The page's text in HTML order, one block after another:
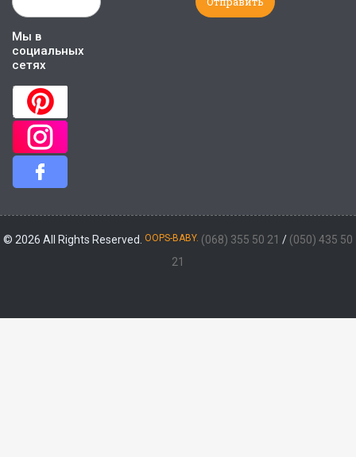
Мы в
социальных
сетях
© 2026 All Rights Reserved. OOPS-BABY. (068) 355 50 21 / (050) 435 50
21